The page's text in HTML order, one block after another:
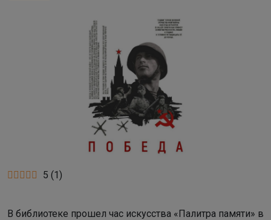
5 (1)
В библиотеке прошел час искусства «Палитра памяти» в